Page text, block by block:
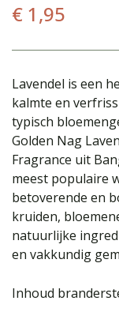
€ 1,95
Lavendel is een
kalmte en
typisch
Golden Nag
Fragrance uit
meest populaire
betoverende en
kruiden,
natuurlijke
en vakkundig
Inhoud